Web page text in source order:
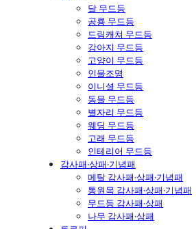
달 무드등
공룡 무드등
드림캐쳐 무드등
강아지 무드등
고양이 무드등
인물조명
이니셜 무드등
동물 무드등
별자리 무드등
웨딩 무드등
고래 무드등
인테리어 무드등
감사패·상패·기념패
메탈 감사패·상패·기념패
통원목 감사패·상패·기념패
무드등 감사패·상패
나무 감사패·상패